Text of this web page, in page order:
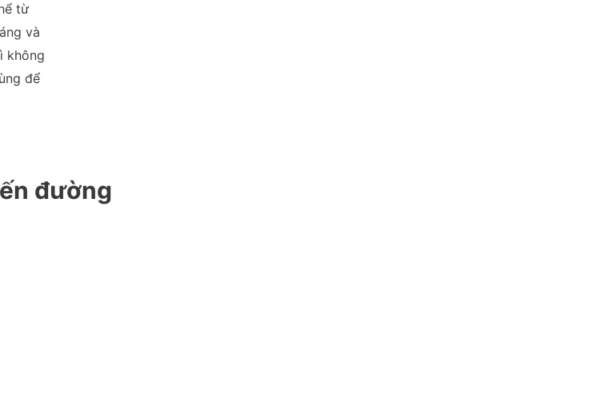
từ
và
không
để
đường